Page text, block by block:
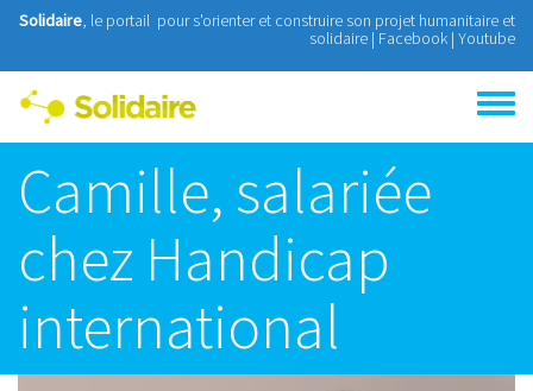
Aller au contenu principal
Solidaire, le portail pour s'orienter et construire son projet humanitaire et
solidaire | Facebook | Youtube
Toggle
menu
Camille, salariée
chez Handicap
international